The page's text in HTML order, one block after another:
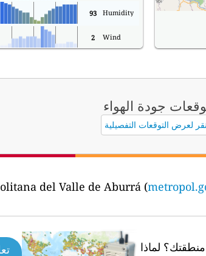
Humidity
93
Wind
2
جودة الهواء
لعرض التوقعات التفصيلية
لماذا